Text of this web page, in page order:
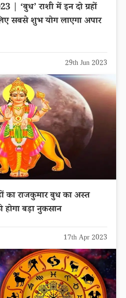
| ‘बुध’ राशी में इन दो ग्रहों
सबसे शुभ योग लाएगा अपार
29th Jun 2023
का राजकुमार बुध का अस्त
होगा बड़ा नुकसान
17th Apr 2023